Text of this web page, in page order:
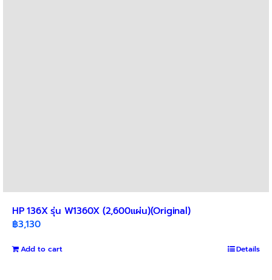
HP 136X รุ่น W1360X (2,600แผ่น)(Original)
฿3,130
Add to cart Details